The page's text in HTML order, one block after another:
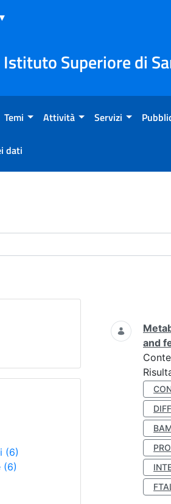
Istituto Superiore di
Temi Attività Servizi
dati
Ricerca - Eventi
(6)
(6)
Ricerca
and